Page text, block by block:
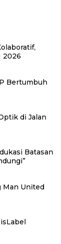
2026
Bertumbuh
di Jalan
Batasan
Man United